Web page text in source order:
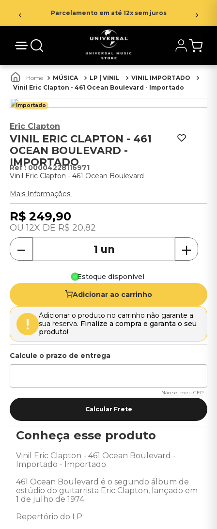
Parcelamento em até 12x sem juros
MÚSICA LP | VINIL
VINIL IMPORTADO
Vinil Eric Clapton - 461 Ocean Boulevard - Importado
Importado
Eric Clapton
VINIL ERIC CLAPTON - 461
OCEAN BOULEVARD -
IMPORTADO
: 00004228116971
Vinil Eric Clapton - 461 Ocean Boulevard
Mais Informações.
R$ 249,90
12 R$ 20,82
＋
－
Estoque disponível
Adicionar ao carrinho
Adicionar o produto no carrinho não garante a
sua reserva. Finalize a compra e garanta o seu
produto!
Não sei meu CEP
Conheça esse produto
Vinil Eric Clapton - 461 Ocean Boulevard -
Importado - Importado
461 Ocean Boulevard é o segundo álbum de
estúdio do guitarrista Eric Clapton, lançado em
1 de julho de 1974.
Repertório do LP: